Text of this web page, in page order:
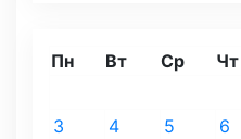
Пн Вт Ср Чт
3
4 5 6